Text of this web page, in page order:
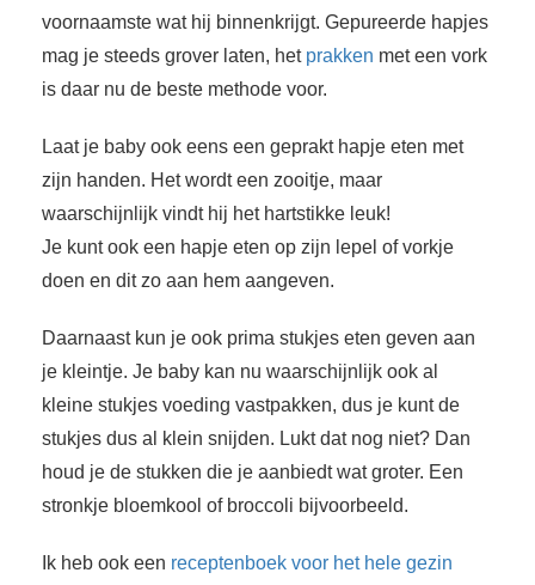
voornaamste wat hij binnenkrijgt. Gepureerde hapjes
mag je steeds grover laten, het prakken met een vork
is daar nu de beste methode voor.
Laat je baby ook eens een geprakt hapje eten met
zijn handen. Het wordt een zooitje, maar
waarschijnlijk vindt hij het hartstikke leuk!
Je kunt ook een hapje eten op zijn lepel of vorkje
doen en dit zo aan hem aangeven.
Daarnaast kun je ook prima stukjes eten geven aan
je kleintje. Je baby kan nu waarschijnlijk ook al
kleine stukjes voeding vastpakken, dus je kunt de
stukjes dus al klein snijden. Lukt dat nog niet? Dan
houd je de stukken die je aanbiedt wat groter. Een
stronkje bloemkool of broccoli bijvoorbeeld.
Ik heb ook een receptenboek voor het hele gezin